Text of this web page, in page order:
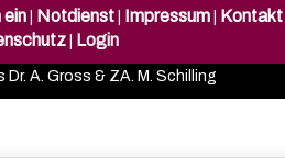
ein Notdienst Impressum Kontakt
Login
A. Gross & ZA. M. Schilling